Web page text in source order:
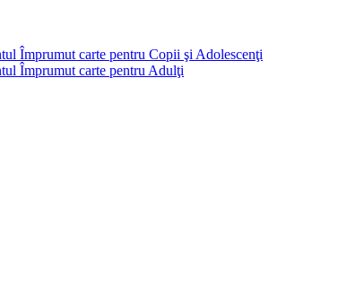
Împrumut carte pentru Copii şi Adolescenţi
Împrumut carte pentru Adulţi